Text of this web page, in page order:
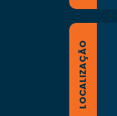
LOCALIZAÇÃO